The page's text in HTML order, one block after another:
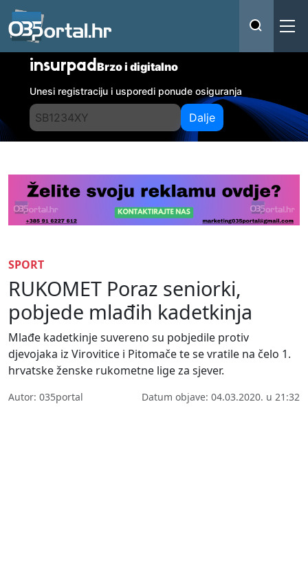
insurpadBrzo i digitalno
Unesi registraciju i usporedi ponude osiguranja
Dalje
SPORT
RUKOMET Poraz seniorki,
pobjede mlađih kadetkinja
Mlađe kadetkinje suvereno su pobjedile protiv
djevojaka iz Virovitice i Pitomače te se vratile na čelo 1.
hrvatske ženske rukometne lige za sjever.
Autor: 035portal Datum objave: 04.03.2020. u 21:32